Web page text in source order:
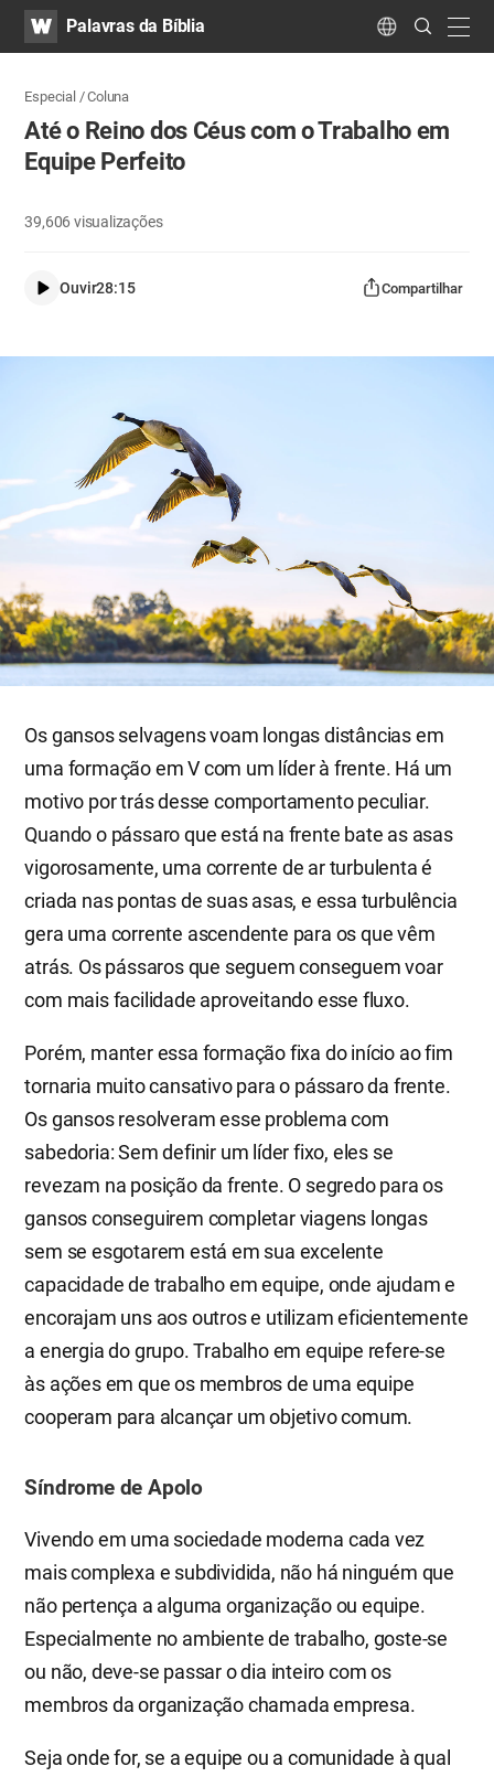
WATVPalavras da Bíblia Language
Search
Submit
Especial / Coluna
Até o Reino dos Céus com o Trabalho em
Equipe Perfeito
39,606visualizações
Ouvir28:15 Compartilhar
Os gansos selvagens voam longas distâncias em
uma formação em V com um líder à frente. Há um
motivo por trás desse comportamento peculiar.
Quando o pássaro que está na frente bate as asas
vigorosamente, uma corrente de ar turbulenta é
criada nas pontas de suas asas, e essa turbulência
gera uma corrente ascendente para os que vêm
atrás. Os pássaros que seguem conseguem voar
com mais facilidade aproveitando esse fluxo.
Porém, manter essa formação fixa do início ao fim
tornaria muito cansativo para o pássaro da frente.
Os gansos resolveram esse problema com
sabedoria: Sem definir um líder fixo, eles se
revezam na posição da frente. O segredo para os
gansos conseguirem completar viagens longas
sem se esgotarem está em sua excelente
capacidade de trabalho em equipe, onde ajudam e
encorajam uns aos outros e utilizam eficientemente
a energia do grupo. Trabalho em equipe refere-se
às ações em que os membros de uma equipe
cooperam para alcançar um objetivo comum.
Síndrome de Apolo
Vivendo em uma sociedade moderna cada vez
mais complexa e subdividida, não há ninguém que
não pertença a alguma organização ou equipe.
Especialmente no ambiente de trabalho, goste-se
ou não, deve-se passar o dia inteiro com os
membros da organização chamada empresa.
Seja onde for, se a equipe ou a comunidade à qual